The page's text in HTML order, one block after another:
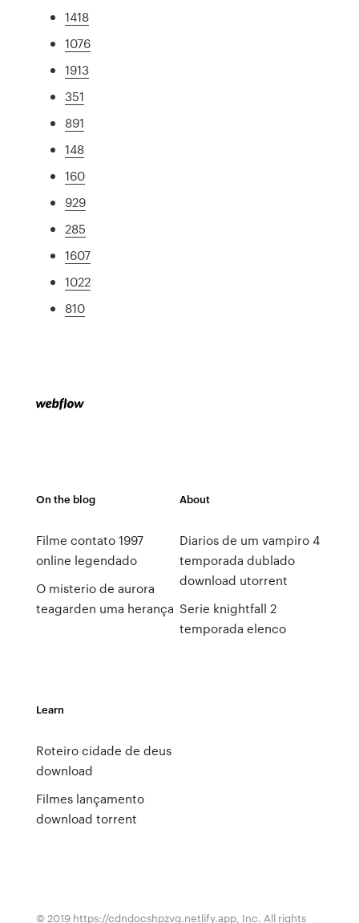
1418
1076
1913
351
891
148
160
929
285
1607
1022
810
On the blog
Filme contato 1997
online legendado
O misterio de aurora
teagarden uma herança
About
Diarios de um vampiro 4
temporada dublado
download utorrent
Serie knightfall 2
temporada elenco
Learn
Roteiro cidade de deus
download
Filmes lançamento
download torrent
© 2019 https://cdndocshpzvq.netlify.app, Inc. All rights